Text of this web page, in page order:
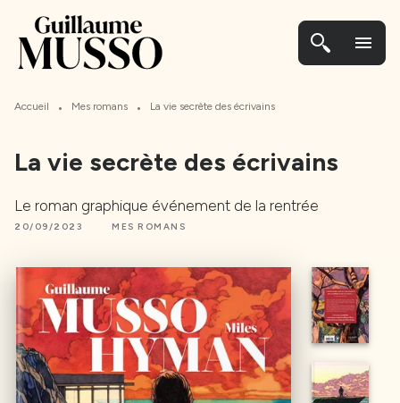
MENU CONTENU PIED DE PAGE
menu
Accueil • Mes romans • La vie secrète des écrivains
La vie secrète des écrivains
Le roman graphique événement de la rentrée
20/09/2023 MES ROMANS